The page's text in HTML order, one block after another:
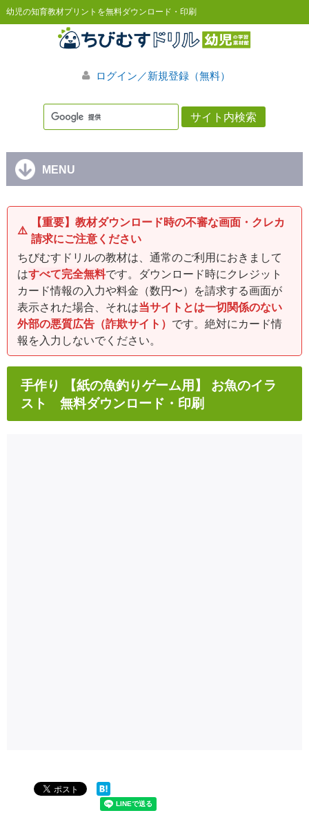
幼児の知育教材プリントを無料ダウンロード・印刷
ログイン／新規登録（無料）
MENU
⚠️
【重要】教材ダウンロード時の不審な画面・クレカ
請求にご注意ください
ちびむすドリルの教材は、通常のご利用におきまして
はすべて完全無料です。ダウンロード時にクレジット
カード情報の入力や料金（数円〜）を請求する画面が
表示された場合、それは当サイトとは一切関係のない
外部の悪質広告（詐欺サイト） です。絶対にカード情
報を入力しないでください。
手作り 【紙の魚釣りゲーム用】 お魚のイラ
スト 無料ダウンロード・印刷